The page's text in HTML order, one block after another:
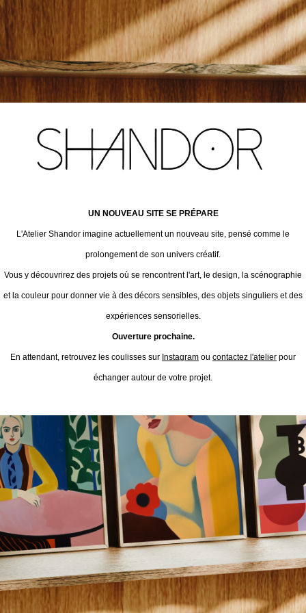
UN NOUVEAU SITE SE PRÉPARE
L'Atelier Shandor imagine actuellement un nouveau site, pensé comme le
prolongement de son univers créatif.
Vous y découvrirez des projets où se rencontrent l'art, le design, la scénographie
et la couleur pour donner vie à des décors sensibles, des objets singuliers et des
expériences sensorielles.
Ouverture prochaine.
En attendant, retrouvez les coulisses sur Instagram ou contactez l'atelier pour
échanger autour de votre projet.